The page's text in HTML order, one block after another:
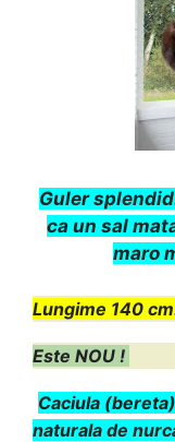
Guler
ca un sal
maro
Lungime 140
Este NOU !
Caciula (b
naturala de